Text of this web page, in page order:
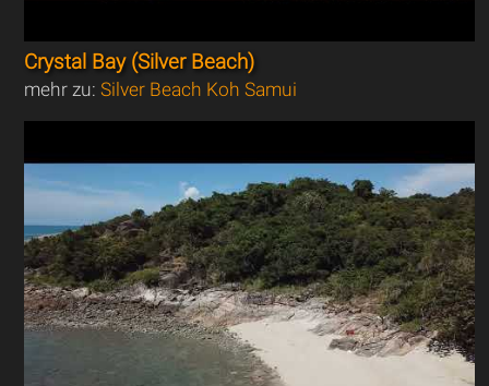
Crystal Bay (Silver Beach)
mehr zu:Silver Beach Koh Samui